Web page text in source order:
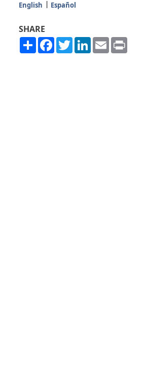
English Español
SHARE
ShareFacebook
TwitterLinkedIn
Email